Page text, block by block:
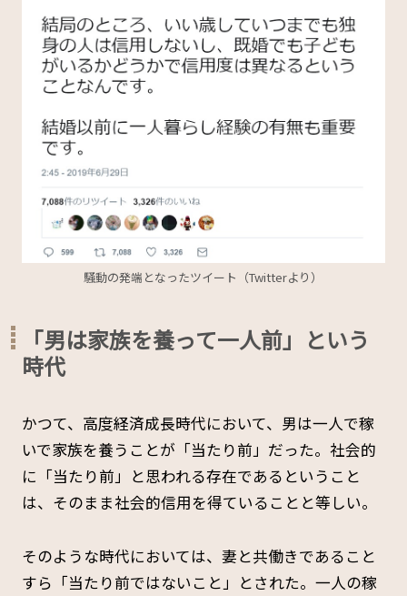
騒動の発端となったツイート（Twitterより）
「男は家族を養って一人前」という
時代
かつて、高度経済成長時代において、男は一人で稼
いで家族を養うことが「当たり前」だった。社会的
に「当たり前」と思われる存在であるということ
は、そのまま社会的信用を得ていることと等しい。
そのような時代においては、妻と共働きであること
すら「当たり前ではないこと」とされた。一人の稼